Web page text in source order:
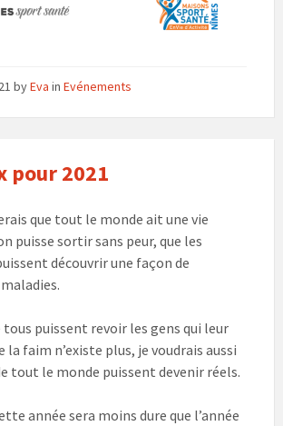
byEva in Evénements
pour 2021
que tout le monde ait une vie
puisse sortir sans peur, que les
découvrir une façon de
tous puissent revoir les gens qui leur
la faim n’existe plus, je voudrais aussi
tout le monde puissent devenir réels.
année sera moins dure que l’année